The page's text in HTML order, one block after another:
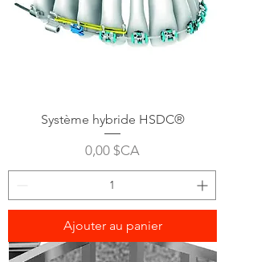
Système hybride HSDC®
Prix
0,00 $CA
Ajouter au panier